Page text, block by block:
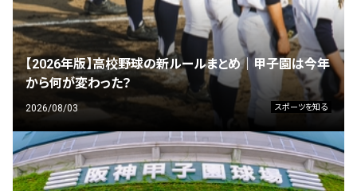
【2026年版】高校野球の新ルールまとめ｜甲子園は今年
から何が変わった？
2026/08/03 スポーツを知る